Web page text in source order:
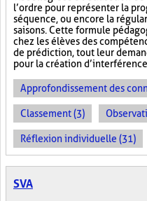
l’ordre pour représenter la
séquence, ou encore la
saisons. Cette formule
chez les élèves des
de prédiction, tout leur
pour la création
Approfondissement des
Classement (3)
Réflexion individuelle (31)
SVA